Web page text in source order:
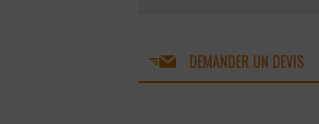
DEMANDER UN DEVIS